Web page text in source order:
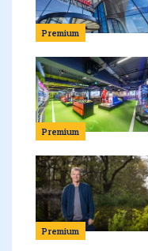
Premium
Premium
Premium